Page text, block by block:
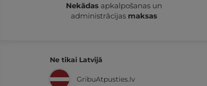
Nekādasapkalpošanas un
administrācijas maksas
Ne tikai Latvijā
GribuAtpusties.lv